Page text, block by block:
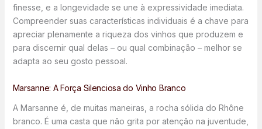
finesse, e a longevidade se une à expressividade imediata.
Compreender suas características individuais é a chave para
apreciar plenamente a riqueza dos vinhos que produzem e
para discernir qual delas – ou qual combinação – melhor se
adapta ao seu gosto pessoal.
Marsanne: A Força Silenciosa do Vinho Branco
A Marsanne é, de muitas maneiras, a rocha sólida do Rhône
branco. É uma casta que não grita por atenção na juventude,